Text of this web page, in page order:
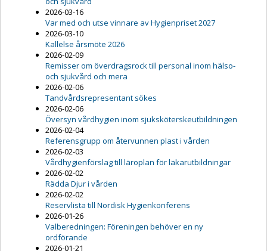
2026-03-16
Var med och utse vinnare av Hygienpriset 2027
2026-03-10
Kallelse årsmöte 2026
2026-02-09
Remisser om överdragsrock till personal inom hälso-
och sjukvård och mera
2026-02-06
Tandvårdsrepresentant sökes
2026-02-06
Översyn vårdhygien inom sjuksköterskeutbildningen
2026-02-04
Referensgrupp om återvunnen plast i vården
2026-02-03
Vårdhygienförslag till läroplan för läkarutbildningar
2026-02-02
Rädda Djur i vården
2026-02-02
Reservlista till Nordisk Hygienkonferens
2026-01-26
Valberedningen: Föreningen behöver en ny
ordförande
2026-01-21